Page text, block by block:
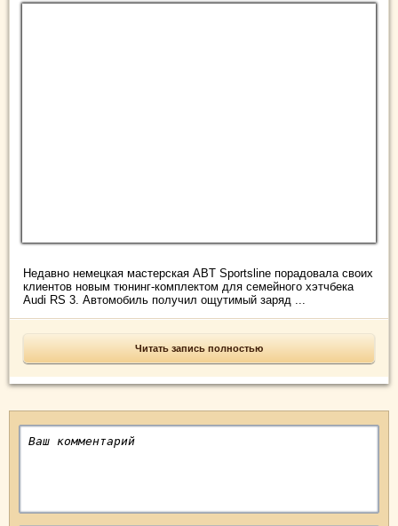
Недавно немецкая мастерская ABT Sportsline порадовала своих
клиентов новым тюнинг-комплектом для семейного хэтчбека
Audi RS 3. Автомобиль получил ощутимый заряд ...
Читать запись полностью